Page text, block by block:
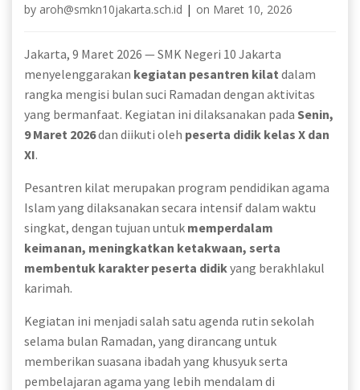
by aroh@smkn10jakarta.sch.id | on Maret 10, 2026
Jakarta, 9 Maret 2026 — SMK Negeri 10 Jakarta
menyelenggarakan kegiatan pesantren kilat dalam
rangka mengisi bulan suci Ramadan dengan aktivitas
yang bermanfaat. Kegiatan ini dilaksanakan pada Senin,
9 Maret 2026dan diikuti oleh peserta didik kelas X dan
XI.
Pesantren kilat merupakan program pendidikan agama
Islam yang dilaksanakan secara intensif dalam waktu
singkat, dengan tujuan untuk memperdalam
keimanan, meningkatkan ketakwaan, serta
membentuk karakter peserta didikyang berakhlakul
karimah.
Kegiatan ini menjadi salah satu agenda rutin sekolah
selama bulan Ramadan, yang dirancang untuk
memberikan suasana ibadah yang khusyuk serta
pembelajaran agama yang lebih mendalam di